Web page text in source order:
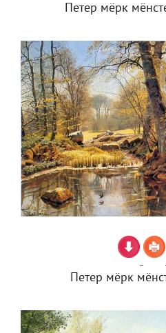
Петер мёрк
Петер мёрк